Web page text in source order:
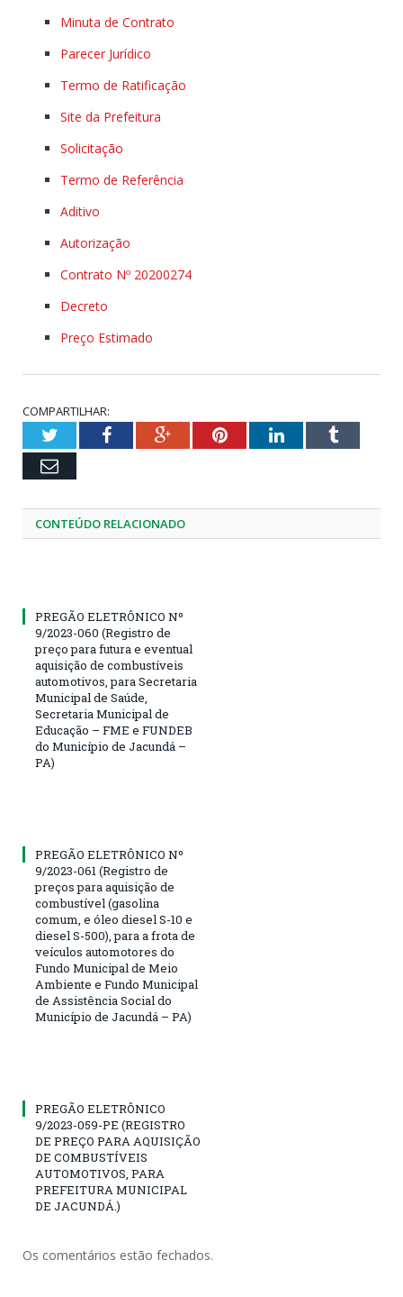
Minuta de Contrato
Parecer Jurídico
Termo de Ratificação
Site da Prefeitura
Solicitação
Termo de Referência
Aditivo
Autorização
Contrato Nº 20200274
Decreto
Preço Estimado
COMPARTILHAR:
TwitterFacebookGoogle+PinterestLinkedInTumblr
Email
CONTEÚDO RELACIONADO
PREGÃO ELETRÔNICO Nº
9/2023-060 (Registro de
preço para futura e eventual
aquisição de combustíveis
automotivos, para Secretaria
Municipal de Saúde,
Secretaria Municipal de
Educação – FME e FUNDEB
do Município de Jacundá –
PA)
PREGÃO ELETRÔNICO Nº
9/2023-061 (Registro de
preços para aquisição de
combustível (gasolina
comum, e óleo diesel S-10 e
diesel S-500), para a frota de
veículos automotores do
Fundo Municipal de Meio
Ambiente e Fundo Municipal
de Assistência Social do
Município de Jacundá – PA)
PREGÃO ELETRÔNICO
9/2023-059-PE (REGISTRO
DE PREÇO PARA AQUISIÇÃO
DE COMBUSTÍVEIS
AUTOMOTIVOS, PARA
PREFEITURA MUNICIPAL
DE JACUNDÁ.)
Os comentários estão fechados.